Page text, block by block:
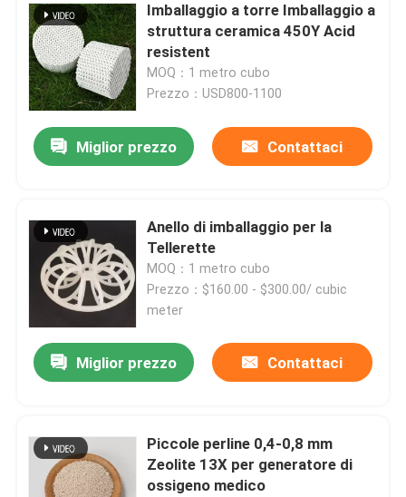
Imballaggio a torre Imballaggio a
struttura ceramica 450Y Acid
resistent
MOQ：1 metro cubo
Prezzo：USD800-1100
Miglior prezzo Contattaci
Anello di imballaggio per la
Tellerette
MOQ：1 metro cubo
Prezzo：$160.00 - $300.00/ cubic
meter
Miglior prezzo Contattaci
Piccole perline 0,4-0,8 mm
Zeolite 13X per generatore di
ossigeno medico